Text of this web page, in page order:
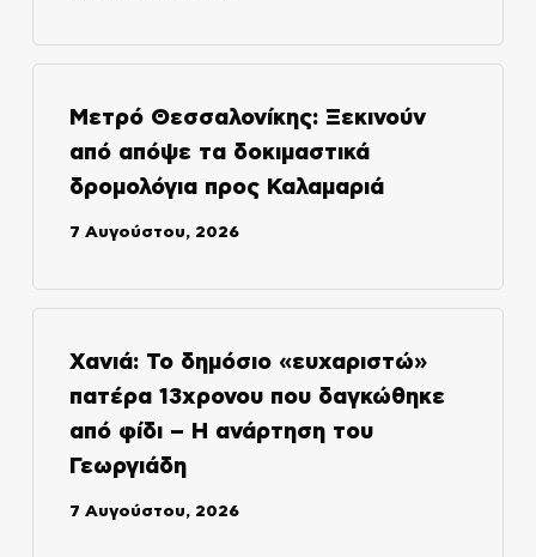
Μετρό Θεσσαλονίκης: Ξεκινούν
από απόψε τα δοκιμαστικά
δρομολόγια προς Καλαμαριά
7 Αυγούστου, 2026
Χανιά: Το δημόσιο «ευχαριστώ»
πατέρα 13χρονου που δαγκώθηκε
από φίδι – Η ανάρτηση του
Γεωργιάδη
7 Αυγούστου, 2026